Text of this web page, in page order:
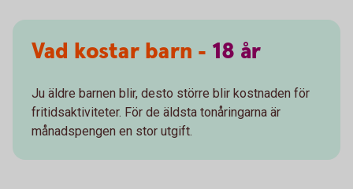
Vad kostar barn - 18 år
Ju äldre barnen blir, desto större blir kostnaden för
fritidsaktiviteter. För de äldsta tonåringarna är
månadspengen en stor utgift.